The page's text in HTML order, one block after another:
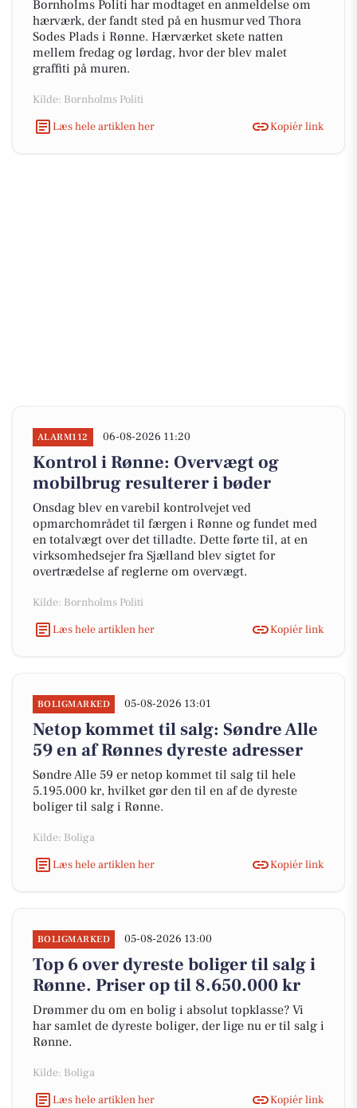
Bornholms Politi har modtaget en anmeldelse om
hærværk, der fandt sted på en husmur ved Thora
Sodes Plads i Rønne. Hærværket skete natten
mellem fredag og lørdag, hvor der blev malet
graffiti på muren.
Kilde: Bornholms Politi
Læs hele artiklen her
Kopiér link
ALARM112 06-08-2026 11:20
Kontrol i Rønne: Overvægt og
mobilbrug resulterer i bøder
Onsdag blev en varebil kontrolvejet ved
opmarchområdet til færgen i Rønne og fundet med
en totalvægt over det tilladte. Dette førte til, at en
virksomhedsejer fra Sjælland blev sigtet for
overtrædelse af reglerne om overvægt.
Kilde: Bornholms Politi
Læs hele artiklen her
Kopiér link
BOLIGMARKED 05-08-2026 13:01
Netop kommet til salg: Søndre Alle
59 en af Rønnes dyreste adresser
Søndre Alle 59 er netop kommet til salg til hele
5.195.000 kr, hvilket gør den til en af de dyreste
boliger til salg i Rønne.
Kilde: Boliga
Læs hele artiklen her
Kopiér link
BOLIGMARKED 05-08-2026 13:00
Top 6 over dyreste boliger til salg i
Rønne. Priser op til 8.650.000 kr
Drømmer du om en bolig i absolut topklasse? Vi
har samlet de dyreste boliger, der lige nu er til salg i
Rønne.
Kilde: Boliga
Læs hele artiklen her
Kopiér link